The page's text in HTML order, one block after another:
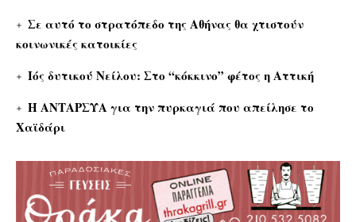
Σε αυτό το στρατόπεδο της Αθήνας θα χτιστούν
κοινωνικές κατοικίες
Ιός δυτικού Νείλου: Στο “κόκκινο” φέτος η Αττική
Η ΑΝΤΑΡΣΥΑ για την πυρκαγιά που απείλησε το
Χαϊδάρι